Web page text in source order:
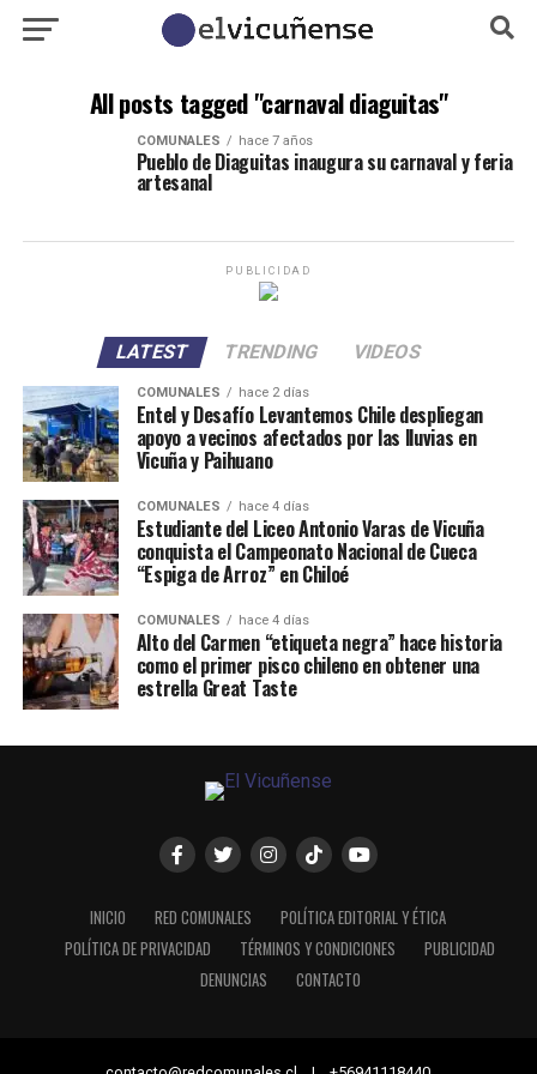
All posts tagged "carnaval diaguitas"
COMUNALES hace 7 años
Pueblo de Diaguitas inaugura su carnaval y feria
artesanal
PUBLICIDAD
LATEST TRENDING VIDEOS
COMUNALES hace 2 días
Entel y Desafío Levantemos Chile despliegan
apoyo a vecinos afectados por las lluvias en
Vicuña y Paihuano
COMUNALES hace 4 días
Estudiante del Liceo Antonio Varas de Vicuña
conquista el Campeonato Nacional de Cueca
“Espiga de Arroz” en Chiloé
COMUNALES hace 4 días
Alto del Carmen “etiqueta negra” hace historia
como el primer pisco chileno en obtener una
estrella Great Taste
INICIO RED COMUNALES
POLÍTICA EDITORIAL Y ÉTICA
POLÍTICA DE PRIVACIDAD
TÉRMINOS Y CONDICIONES
PUBLICIDAD
DENUNCIAS
CONTACTO